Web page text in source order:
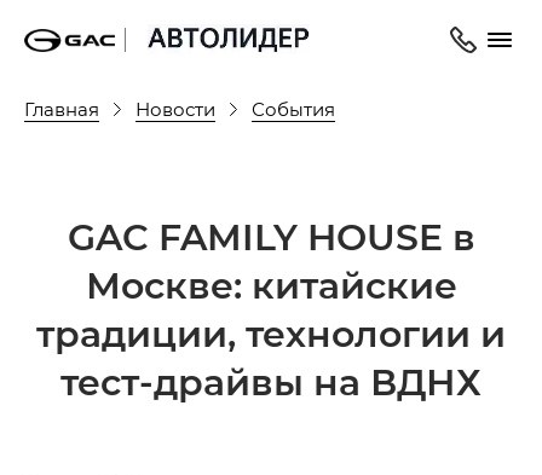
Главная Новости События
GAC FAMILY HOUSE в
Москве: китайские
традиции, технологии и
тест-драйвы на ВДНХ